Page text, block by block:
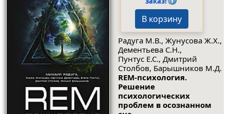
В корзину
Радуга М.В., Жунусова Ж.Х.,
Дементьева С.Н.,
Пунтус Е.С., Дмитрий
Столбов, Барышников М.Д.
REM-психология.
Решение
психологических
проблем в осознанном